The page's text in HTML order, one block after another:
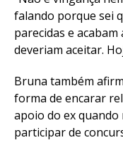
falando porque sei
parecidas e
deveriam aceitar.
Bruna também
forma de encarar
apoio do ex
participar de